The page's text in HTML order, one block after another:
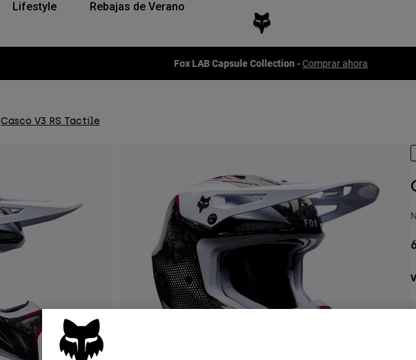
Lifestyle Rebajas de Verano
Fox LAB Capsule Collection -Comprar ahora
Casco V3 RS Tactile